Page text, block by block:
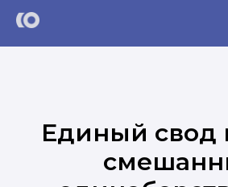
Единый свод